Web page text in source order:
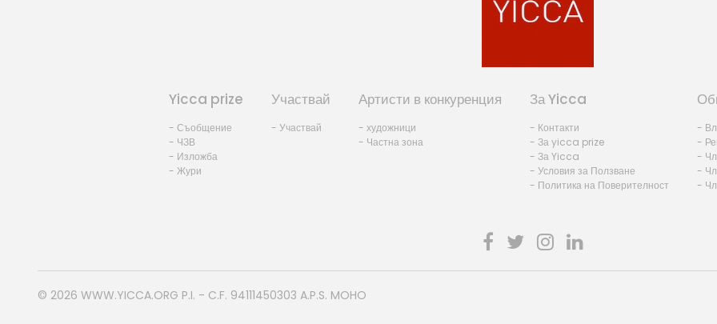
Yicca prize
- Съобщение
- ЧЗВ
- Изложба
- Жури
Участвай
- Участвай
Артисти в конкуренция
- художници
- Частна зона
За Yicca
- Контакти
- За yicca prize
- За Yicca
- Условия за Ползване
- Политика на Поверителност
-
-
-
-
-
© 2026 WWW.YICCA.ORG P.I. - C.F. 94111450303 A.P.S. MOHO